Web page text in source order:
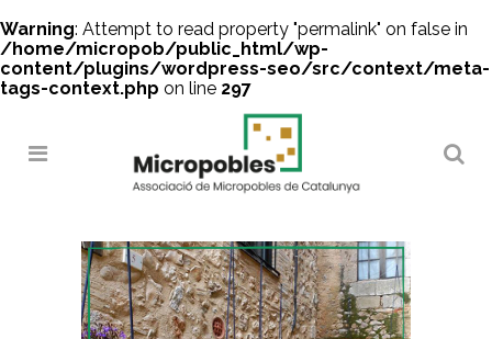
Warning: Attempt to read property "permalink" on false in
/home/micropob/public_html/wp-
content/plugins/wordpress-seo/src/context/meta-
tags-context.php on line 297